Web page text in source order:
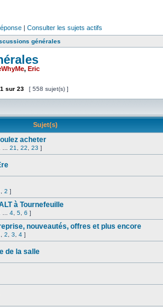
| Consulter les sujets actifs
générales
, Eric
1 sur 23 [ 558 sujet(s) ]
Sujet(s)
acheter
21 22 23 ]
2 ]
à Tournefeuille
4 5 6 ]
nouveautés, offres et plus encore
2 3 4 ]
de la salle